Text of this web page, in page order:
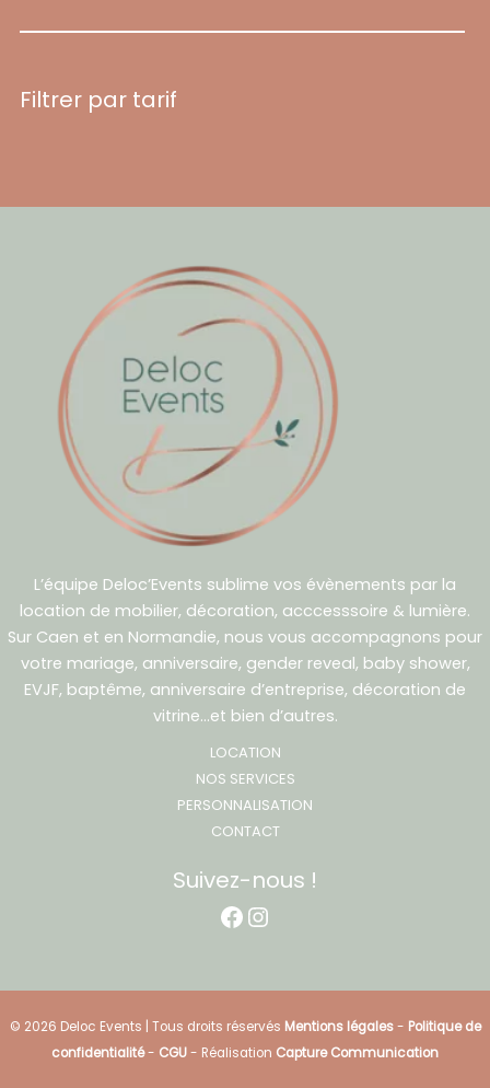
Filtrer par tarif
L’équipe Deloc’Events sublime vos évènements par la
location de mobilier, décoration, acccesssoire & lumière.
Sur Caen et en Normandie, nous vous accompagnons pour
votre mariage, anniversaire, gender reveal, baby shower,
EVJF, baptême, anniversaire d’entreprise, décoration de
vitrine…et bien d’autres.
LOCATION
NOS SERVICES
PERSONNALISATION
CONTACT
Suivez-nous !
Facebook
Instagram
© 2026 Deloc Events | Tous droits réservés Mentions légales- Politique de
confidentialité- CGU- Réalisation Capture Communication